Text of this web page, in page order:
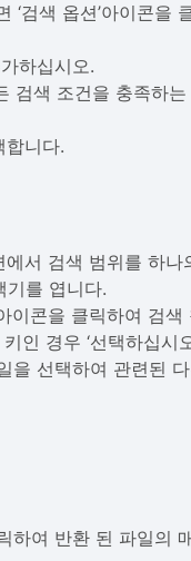
검색 옵션’아이콘을
하십시오.
검색 조건을 충족하
합니다.
서 검색 범위를 하
기를 엽니다.
이콘을 클릭하여 검
인 경우 ‘선택하십시
을 선택하여 관련된
하여 반환 된 파일의